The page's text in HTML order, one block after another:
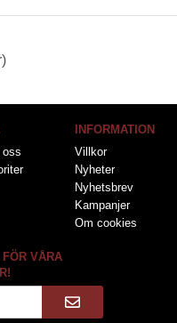
oss
INFORMATION
Villkor
Nyheter
Nyhetsbrev
Kampanjer
Om cookies
VÅRA